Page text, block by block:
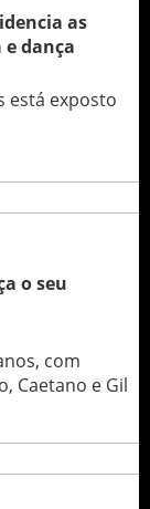
as
dança
está exposto
o seu
com
Caetano e Gil